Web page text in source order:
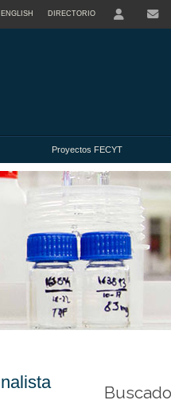
ENGLISH DIRECTORIO
Proyectos FECYT